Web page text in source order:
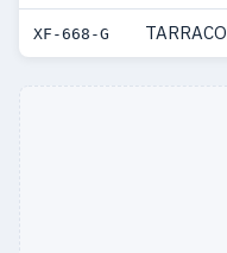
XF-668-G TARRACO